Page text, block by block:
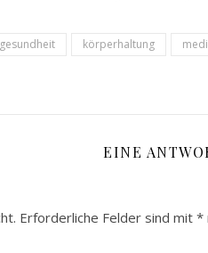
gesundheit körperhaltung
EINE
Erforderliche Felder sind mit *